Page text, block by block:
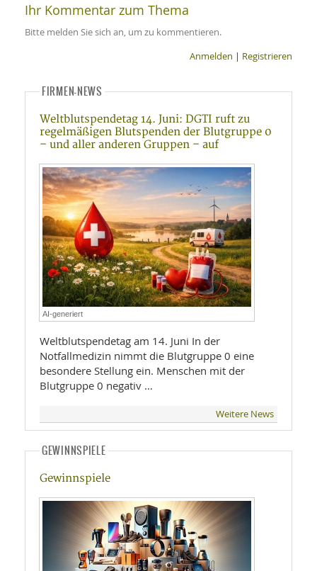
Ihr Kommentar zum Thema
Bitte melden Sie sich an, um zu kommentieren.
Anmelden | Registrieren
FIRMEN-NEWS
Weltblutspendetag 14. Juni: DGTI ruft zu
regelmäßigen Blutspenden der Blutgruppe 0
– und aller anderen Gruppen – auf
AI-generiert
Weltblutspendetag am 14. Juni In der
Notfallmedizin nimmt die Blutgruppe 0 eine
besondere Stellung ein. Menschen mit der
Blutgruppe 0 negativ …
Weitere News
GEWINNSPIELE
Gewinnspiele